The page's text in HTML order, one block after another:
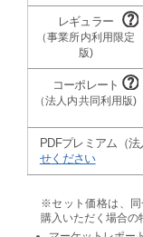
PDFプレミアム（
せください
※セット価格は、同
購入いただく場合の